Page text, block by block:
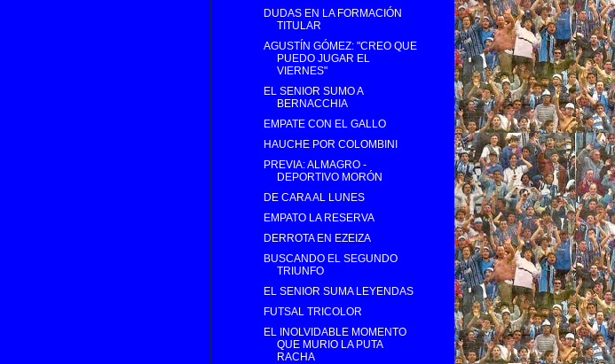
DUDAS EN LA FORMACIÓN
TITULAR
AGUSTÍN GÓMEZ: "CREO QUE
PUEDO JUGAR EL
VIERNES"
EL SENIOR SUMO A
BERNACCHIA
EMPATE CON EL GALLO
HAUCHE POR COLOMBINI
PREVIA: ALMAGRO -
DEPORTIVO MORÓN
DE CARA AL LUNES
EMPATO LA RESERVA
DERROTA EN EZEIZA
BUSCANDO EL SEGUNDO
TRIUNFO
EL SENIOR SUMA LEYENDAS
FUTSAL TRICOLOR
EL INOLVIDABLE MOMENTO
QUE MURIO LA PUTA
RACHA